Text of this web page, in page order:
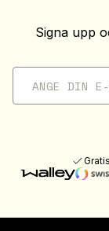
Signa upp